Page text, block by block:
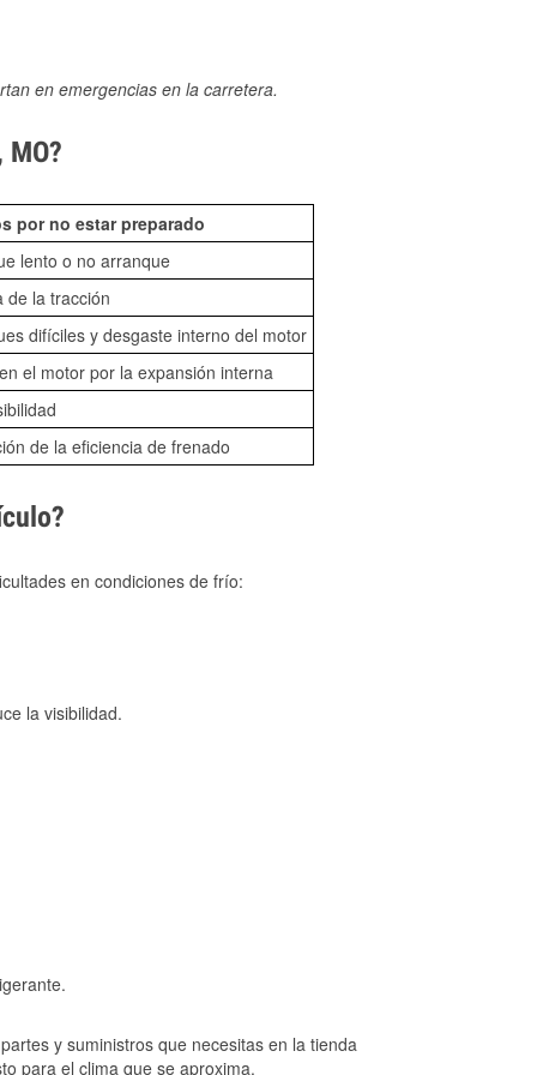
en emergencias en la carretera.
por no estar preparado
lento o no arranque
de la tracción
difíciles y desgaste interno del motor
el motor por la expansión interna
de la eficiencia de frenado
en condiciones de frío:
la visibilidad.
y suministros que necesitas en la tienda
para el clima que se aproxima.